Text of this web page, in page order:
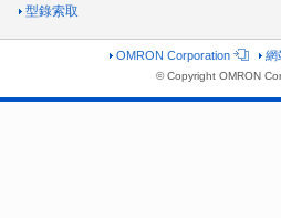
型錄索取
OMRON Corporation 網
© Copyright OMRON